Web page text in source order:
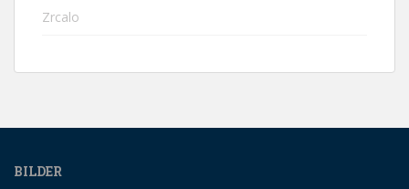
Zrcalo
BILDER